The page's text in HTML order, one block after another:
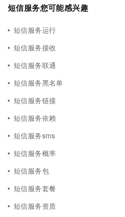
短信服务您可能感兴趣
短信服务运行
短信服务接收
短信服务联通
短信服务黑名单
短信服务链接
短信服务依赖
短信服务sms
短信服务概率
短信服务包
短信服务套餐
短信服务资质